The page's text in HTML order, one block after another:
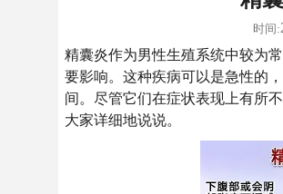
时间:
精囊炎作为男性生殖系统中较为
要影响。这种疾病可以是急性的
间。尽管它们在症状表现上有所
大家详细地说说。